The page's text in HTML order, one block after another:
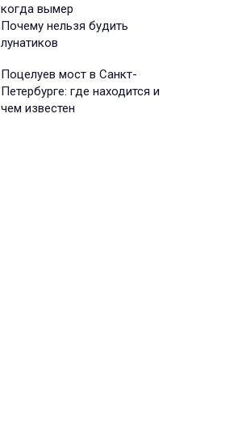
когда вымер
Почему нельзя будить
лунатиков
Поцелуев мост в Санкт-
Петербурге: где находится и
чем известен